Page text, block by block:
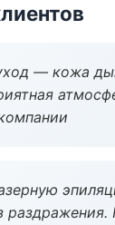
— кожа
раздражения.